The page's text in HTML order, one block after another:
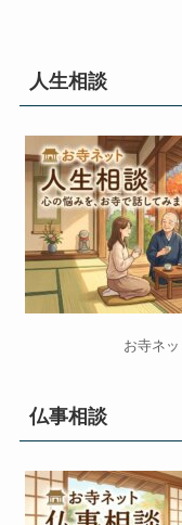
人生相談
お寺ネ
仏事相談